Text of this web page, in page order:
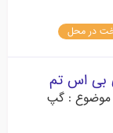
در محل
بی اس تم
موضوع : گپ